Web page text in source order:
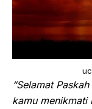
“Selamat
kamu menikmati